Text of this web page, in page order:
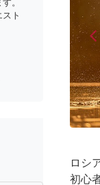
。
ト
arrow_back_ios
ロシ
初心